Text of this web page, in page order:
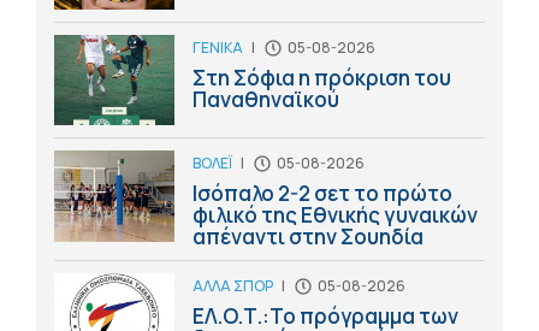
ΓΕΝΙΚΑ | 05-08-2026
Στη Σόφια η πρόκριση του
Παναθηναϊκού
ΒΟΛΕΪ | 05-08-2026
Ισόπαλο 2-2 σετ το πρώτο
φιλικό της Εθνικής γυναικών
απέναντι στην Σουηδία
ΑΛΛΑ ΣΠΟΡ | 05-08-2026
ΕΛ.Ο.Τ.:Το πρόγραμμα των